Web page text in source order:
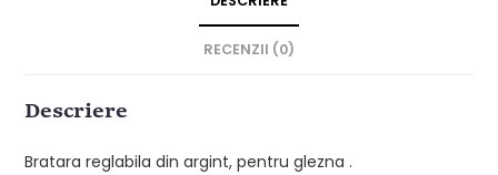
RECENZII (0)
Descriere
Bratara reglabila din argint, pentru glezna .